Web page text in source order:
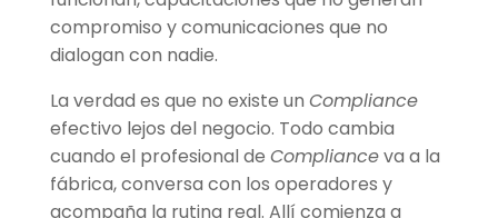
compromiso y comunicaciones que no
dialogan con nadie.
La verdad es que no existe un Compliance
efectivo lejos del negocio. Todo cambia
cuando el profesional de Complianceva a la
fábrica, conversa con los operadores y
acompaña la rutina real. Allí comienza a